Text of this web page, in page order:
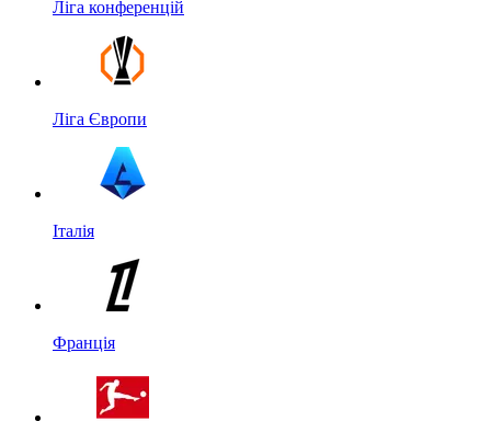
Ліга конференцій
Ліга Європи
Італія
Франція